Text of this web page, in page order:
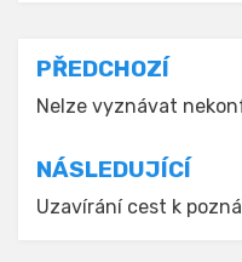
k
Navigace
pro
příspěvek
PŘEDCHOZÍ
Nelze vyznávat
NÁSLEDUJÍCÍ
Uzavírání cest k